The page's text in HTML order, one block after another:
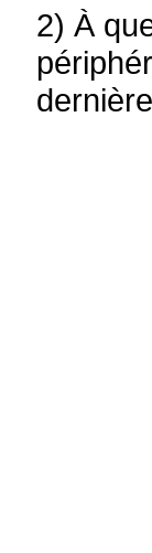
2) À